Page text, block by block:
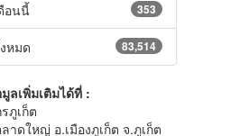
353
อนนี้
83,514
หมด
ลเพิ่มเติมได้ที่ :
ภูเก็ต
าดใหญ่ อ.เมืองภูเก็ต จ.ภูเก็ต